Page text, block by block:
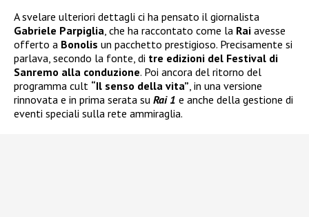
A svelare ulteriori dettagli ci ha pensato il giornalista
Gabriele Parpiglia, che ha raccontato come la Rai avesse
offerto a Bonolis un pacchetto prestigioso. Precisamente si
parlava, secondo la fonte, di tre edizioni del Festival di
Sanremo alla conduzione. Poi ancora del ritorno del
programma cult “Il senso della vita”, in una versione
rinnovata e in prima serata su Rai 1 e anche della gestione di
eventi speciali sulla rete ammiraglia.